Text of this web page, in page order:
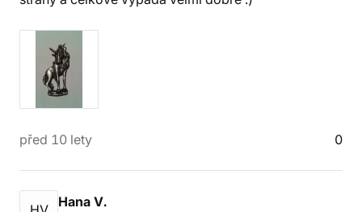
před 10 lety 0
Hana V.